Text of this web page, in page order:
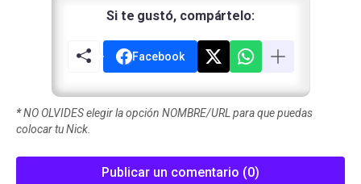
Si te gustó, compártelo:
Facebook
*NO OLVIDES elegir la opción NOMBRE/URL para que puedas
colocar tu Nick.
Publicar un comentario (0)